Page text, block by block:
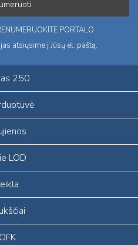
PORTALO
atsiųsime į Jūsų el. paštą.
250
LOD